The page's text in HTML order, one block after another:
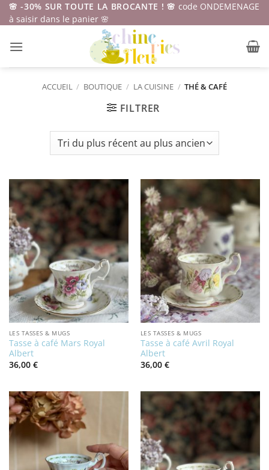
Passer
au
🌸 -30% SUR TOUTE LA BROCANTE ! 🌸 code ONDEMENAGE
à saisir dans le panier 🌸
ACCUEIL / BOUTIQUE / LA CUISINE / THÉ & CAFÉ
FILTRER
LES TASSES & MUGS
Tasse à café Mars Royal
Albert
36,00 €
LES TASSES & MUGS
Tasse à café Avril Royal
Albert
36,00 €